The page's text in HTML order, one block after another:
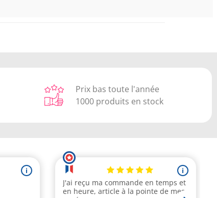
Prix bas toute l'année
1000 produits en stock